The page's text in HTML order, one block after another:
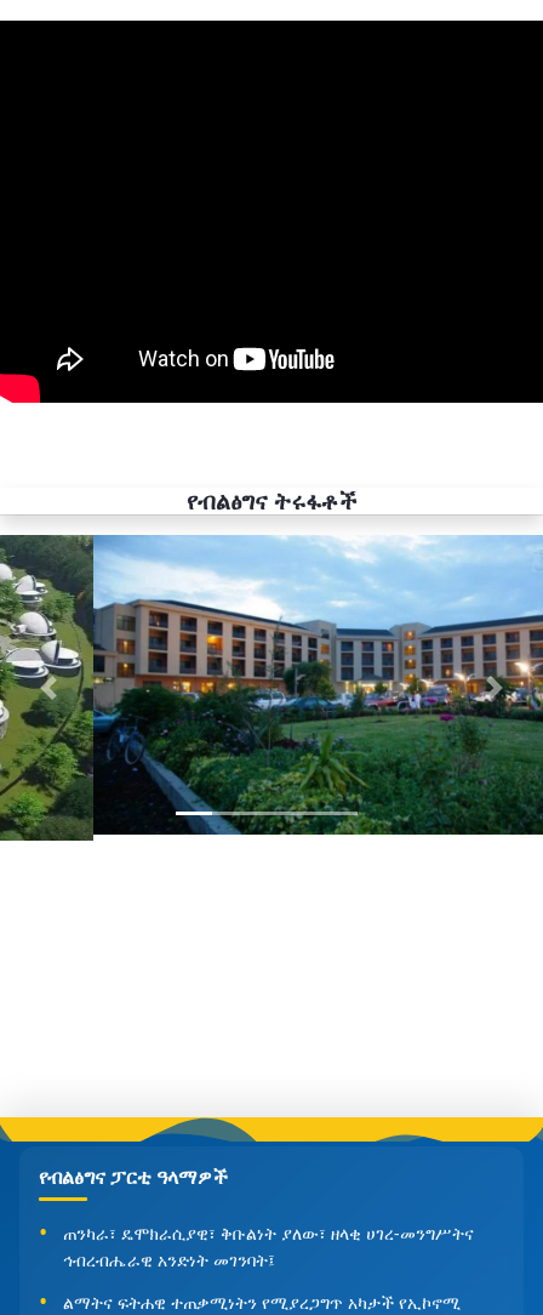
የብልፅግና ትሩፋቶች
Previous Next
የብልፅግና ፓርቲ ዓላማዎች
ጠንካራ፣ ዴሞክራሲያዊ፣ ቅቡልነት ያለው፣ ዘላቂ ሀገረ-መንግሥትና
ኅብረብሔራዊ አንድነት መገንባት፤
ልማትና ፍትሐዊ ተጠቃሚነትን የሚያረጋግጥ አካታች የኢኮኖሚ